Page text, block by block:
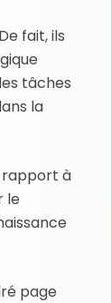
fait, ils
tâches
la
rapport à
le
page